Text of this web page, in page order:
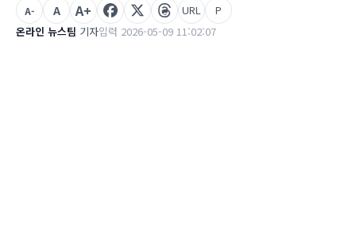
온라인 뉴스팀 기자입력 2026-05-09 11:02:07
A- A A+ URL P